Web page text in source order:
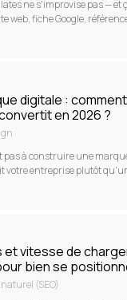
ne s'improvise pas — et
web, fiche Google,
digitale :
en 2026 ?
pas à construire une
votre entreprise plutôt
et vitesse de
bien se
(SEO)